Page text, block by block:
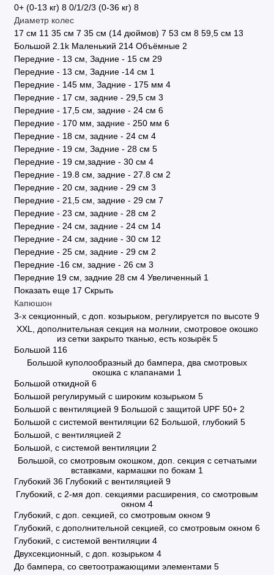
0+ (0-13 кг) 8 0/1/2/3 (0-36 кг) 8
Диаметр колес
17 см 11 35 см 7 35 см (14 дюймов) 7 53 см 8 59,5 см 13
Большой 2.1 k Маленький 214 Объёмные 2
Передние - 13 см, Задние - 15 см 29
Передние - 13 см, Задние -14 см 1
Передние - 145 мм, Задние - 175 мм 4
Передние - 17 см, задние - 29,5 см 3
Передние - 17,5 см, задние - 24 см 6
Передние - 170 мм, задние - 250 мм 6
Передние - 18 см, задние - 24 см 4
Передние - 19 см, Задние - 28 см 5
Передние - 19 см,задние - 30 см 4
Передние - 19.8 см, задние - 27.8 см 2
Передние - 20 см, задние - 29 см 3
Передние - 21,5 см, задние - 29 см 7
Передние - 23 см, задние - 28 см 2
Передние - 24 см, задние - 24 см 14
Передние - 24 см, задние - 30 см 12
Передние - 25 см, задние - 29 см 2
Передние -16 см, задние - 26 см 3
Передние 19 см, задние 28 см 4 Увеличенный 1
Показать еще 17 Скрыть
Капюшон
3-х секционный, с доп. козырьком, регулируется по высоте 9
XXL, дополнительная секция на молнии, смотровое окошко
из сетки закрыто тканью, есть козырёк 5
Большой 116
Большой куполообразный до бампера, два смотровых
окошка с клапанами 1
Большой откидной 6
Большой регулирумый с широким козырьком 5
Большой с вентиляцией 9 Большой с защитой UPF 50+ 2
Большой с системой вентиляции 62 Большой, глубокий 5
Большой, с вентиляцией 2
Большой, с системой вентиляции 2
Большой, со смотровым окошком, доп. секция с сетчатыми
вставками, кармашки по бокам 1
Глубокий 36 Глубокий с вентиляцией 9
Глубокий, с 2-мя доп. секциями расширения, со смотровым
окном 4
Глубокий, с доп. секцией, со смотровым окном 9
Глубокий, с дополнительной секцией, со смотровым окном 6
Глубокий, с системой вентиляции 4
Двухсекционный, с доп. козырьком 4
До бампера, со светоотражающими элементами 5